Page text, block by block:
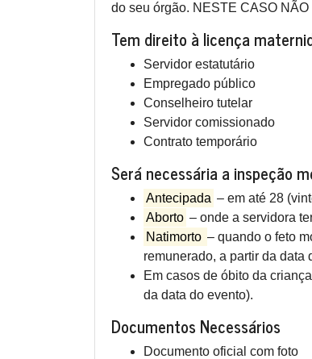
do seu órgão. NESTE CASO
Tem direito à licença
Servidor estatutário
Empregado público
Conselheiro tutelar
Servidor comissionado
Contrato temporário
Será necessária a inspeção
Antecipada – em até 28
Aborto – onde a servidora
Natimorto – quando o feto
remunerado, a partir da data
Em casos de óbito da
da data do evento).
Documentos Necessários
Documento oficial com foto